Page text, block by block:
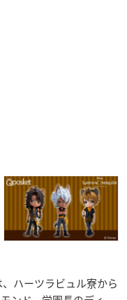
ハーツラビュル寮から